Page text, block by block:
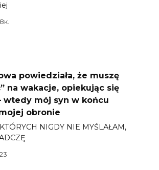
powiedziała, że ​​muszę
na wakacje, opiekując się
wtedy mój syn w końcu
obronie
NIGDY NIE MYŚLAŁAM,